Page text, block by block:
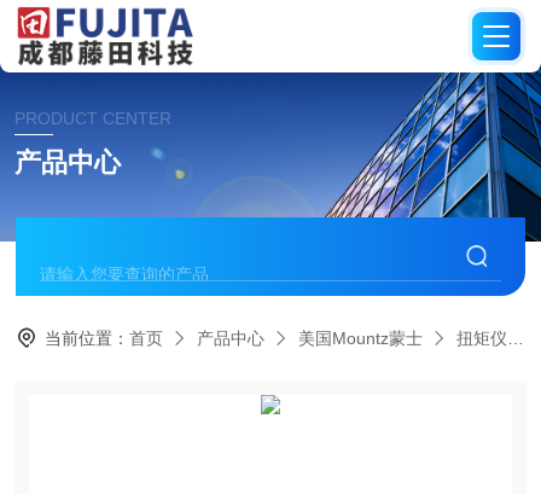
PRODUCT CENTER
产品中心
当前位置：首页 产品中心 美国Mountz蒙士 扭矩仪